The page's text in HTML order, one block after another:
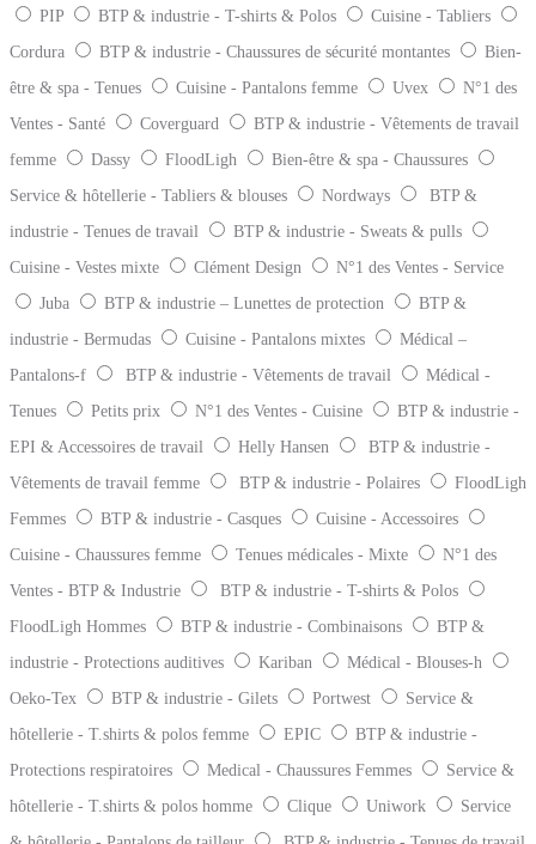
PIP
BTP & industrie - T-shirts & Polos
Cuisine - Tabliers
Cordura
BTP & industrie - Chaussures de sécurité montantes
Bien-
être & spa - Tenues
Cuisine - Pantalons femme Uvex
N°1 des
Ventes - Santé
Coverguard
BTP & industrie - Vêtements de travail
femme
Dassy FloodLigh
Bien-être & spa - Chaussures
Service & hôtellerie - Tabliers & blouses
Nordways
BTP &
industrie - Tenues de travail
BTP & industrie - Sweats & pulls
Cuisine - Vestes mixte
Clément Design
N°1 des Ventes - Service
Juba
BTP & industrie – Lunettes de protection
BTP &
industrie - Bermudas
Cuisine - Pantalons mixtes
Médical –
Pantalons-f
BTP & industrie - Vêtements de travail
Médical -
Tenues
Petits prix N°1 des Ventes - Cuisine
BTP & industrie -
EPI & Accessoires de travail
Helly Hansen
BTP & industrie -
Vêtements de travail femme
BTP & industrie - Polaires
FloodLigh
Femmes
BTP & industrie - Casques
Cuisine - Accessoires
Cuisine - Chaussures femme
Tenues médicales - Mixte
N°1 des
Ventes - BTP & Industrie
BTP & industrie - T-shirts & Polos
FloodLigh Hommes
BTP & industrie - Combinaisons
BTP &
industrie - Protections auditives
Kariban
Médical - Blouses-h
Oeko-Tex
BTP & industrie - Gilets Portwest
Service &
hôtellerie - T.shirts & polos femme
EPIC
BTP & industrie -
Protections respiratoires
Medical - Chaussures Femmes
Service &
hôtellerie - T.shirts & polos homme
Clique Uniwork
Service